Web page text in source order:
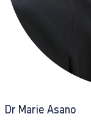
Dr Marie Asano